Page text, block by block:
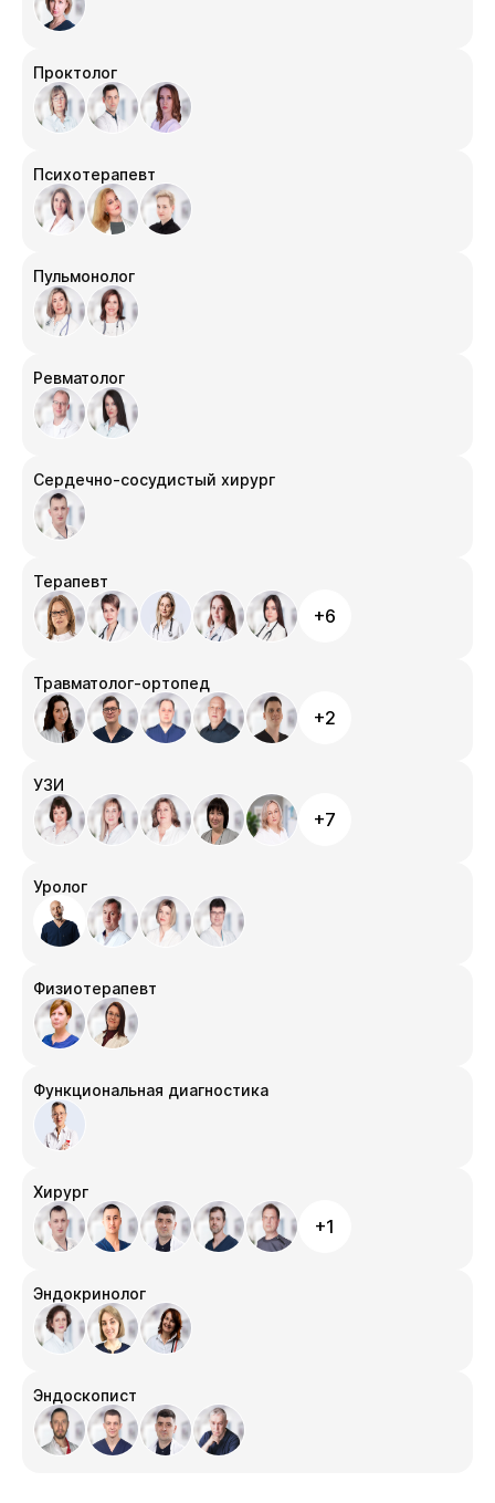
Проктолог
Психотерапевт
Пульмонолог
Ревматолог
Сердечно-сосудистый хирург
Терапевт
+6
Травматолог-ортопед
+2
УЗИ
+7
Уролог
Физиотерапевт
Функциональная диагностика
Хирург
+1
Эндокринолог
Эндоскопист